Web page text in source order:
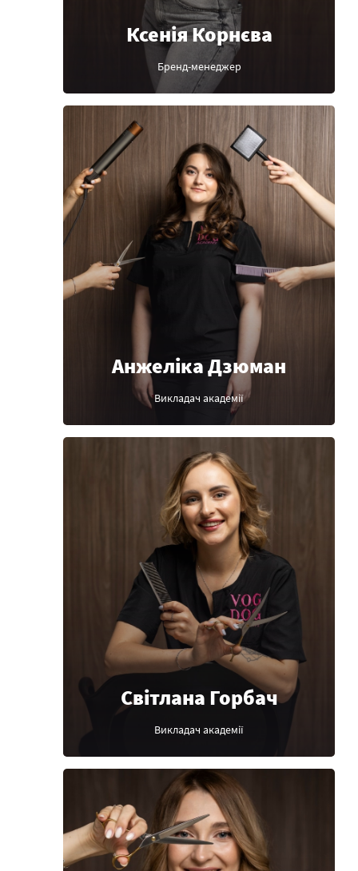
Ксенія Корнєва
Бренд-менеджер
Анжеліка Дзюман
Викладач академії
Світлана Горбач
Викладач академії